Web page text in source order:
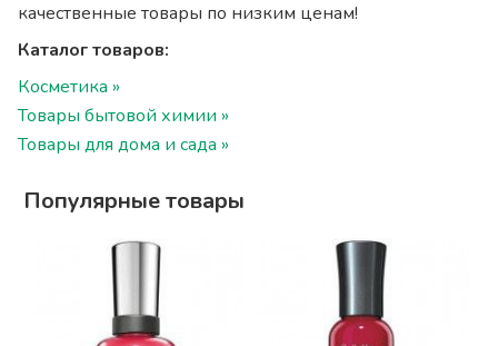
качественные товары по низким ценам!
Каталог товаров:
Косметика »
Товары бытовой химии »
Товары для дома и сада »
Популярные товары